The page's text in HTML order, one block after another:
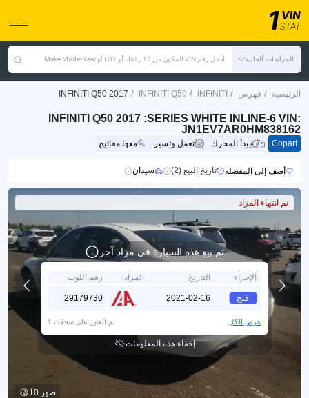
المزايدات الحالية أدخل رقم VIN المكون من 17 رقمًا ، أو LOT أو Make Model Year
الرئيسية / فهرس /
INFINITI
/
INFINITI Q50
/
INFINITI Q50 2017
INFINITI Q50 2017 :SERIES WHITE INLINE-6 VIN:
JN1EV7AR0HM838162
Copart يبدأ المحرك تعمل وتسير معها مفاتيح
أضف إلى المفضلة تاريخ البيع (2) سيدان
تم انتهاء المزاد
10 صور
تم بيع هذه السيارة في مزاد آخر
رقم اللوت المزاد التاريخ الإجراء
29179730 2021-02-16 فتح
1 تم العثور على سجلات عرض الكل
إخفاء هذه المعلومات